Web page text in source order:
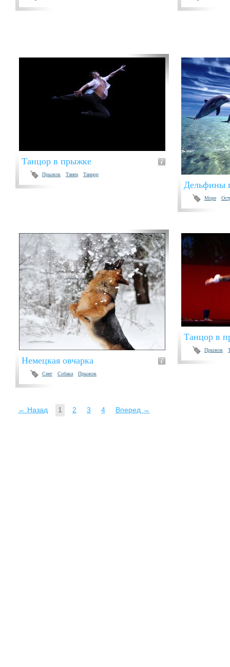
Танцор в прыжке
Прыжок Танец Танцор
Дельфины
Море
Немецкая овчарка
Снег Собака Прыжок
Танцор в
Прыжок
← Назад 1 2 3 4 Вперед →